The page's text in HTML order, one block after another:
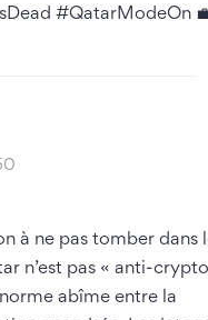
#QatarModeOn
à ne pas tomber dans
n’est pas « anti-crypto
abîme entre la